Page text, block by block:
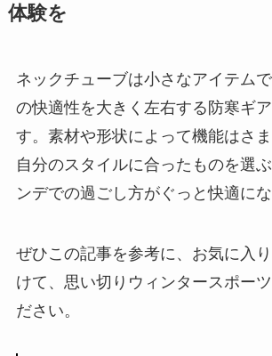
体験を
ネックチューブは小さなアイテム
の快適性を大きく左右する防寒ギ
す。素材や形状によって機能はさま
自分のスタイルに合ったものを選
ンデでの過ごし方がぐっと快適にな
ぜひこの記事を参考に、お気に入
けて、思い切りウィンタースポー
ださい。